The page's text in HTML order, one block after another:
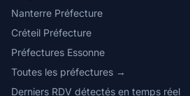
Nanterre Préfecture
Créteil Préfecture
Préfectures Essonne
Toutes les préfectures →
Derniers RDV détectés en temps réel